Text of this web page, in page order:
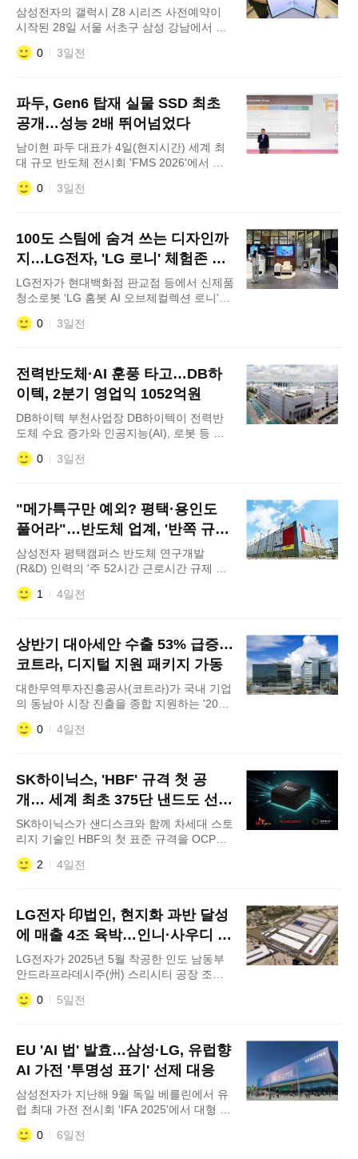
생산기지인 용
린다
삼성전자의 갤럭시 Z8 시리즈 사전예약이
시작된 28일 서울 서초구 삼성 강남에서 시
민들이 갤럭시 Z 폴드8·플립8 등 신제품을
살펴보고 있다. 삼성전자 신형 폴더블폰 '갤
상 개통 기간이 이달 말까지 늘어났다. 삼성
전자는 5일 홈페이지를 통해 '폴드 8 울트라
1TB'
0 3일전
파두, Gen6 탑재 실물 SSD 최초
공개…성능 2배 뛰어넘었다
남이현 파두 대표가 4일(현지시간) 세계 최
대 규모 반도체 전시회 'FMS 2026'에서 기
조연설을 하고 있다. 파두가 글로벌 고객사
를 대상으로 차세대 AI 데이터센터 특화 솔
2026'에서 기조연설을 통해 AI 데이터센터
시장 내 낸드 컨트롤러의 중요성을 강조하며
주력 신제품인 'Gen6
0 3일전
100도 스팀에 숨겨 쓰는 디자인까
지…LG전자, 'LG 로니' 체험존 운
영
LG전자가 현대백화점 판교점 등에서 신제품
청소로봇 'LG 홈봇 AI 오브제컬렉션 로니'의
청소 성능을 직접 경험할 수 있는 팝업 체험
존을 운영한다. LG전자가 신제품 로봇청소
팝업 체험존을 마련했다. LG전자는 오는 12
일까지 현대백화점 판교점 1층에서 팝업 체
험존을 진행한다고 5일 밝혔다.
0 3일전
전력반도체·AI 훈풍 타고…DB하
이텍, 2분기 영업익 1052억원
DB하이텍 부천사업장 DB하이텍이 전력반
도체 수요 증가와 인공지능(AI), 로봇 등 신
성장 분야 물량 확대에 힘입어 호실적을 거
뒀다. DB하이텍은 2분기 연결 기준 매출
43% 증가한 수치다. 영업이익률은 25%를
기록했다. 고부가가치 제품인 자동차 및 산
업용 전력반도체 수요가 늘어난 데다 AI 데
이터센터,
0 3일전
"메가특구만 예외? 평택·용인도
풀어라"…반도체 업계, '반쪽 규제
완화' 반발
삼성전자 평택캠퍼스 반도체 연구개발
(R&D) 인력의 '주 52시간 근로시간 규제 예
외' 적용을 두고 업계 안팎의 입법전이 다시
재점화하고 있다. 비수도권 특구 위주의 근
제한 반쪽짜리 대책"이라며 되레 반발이 거
세지는 분위기다. 4일 정치권과 업계에 따르
면 정부는 이르면 이달 '메가특구
1 4일전
상반기 대아세안 수출 53% 급증…
코트라, 디지털 지원 패키지 가동
대한무역투자진흥공사(코트라)가 국내 기업
의 동남아 시장 진출을 종합 지원하는 '2026
수출시장 확장하기–동남아 편' 사업을 진행
한다고 4일 밝혔다. 지난 6월 중동 편에 이
업간거래(B2B) 상담회, 인공지능(AI)무역지
원센터 후속 지원을 결합한 디지털 해외 마
케팅 패키지다. 올해 상반기
0 4일전
SK하이닉스, 'HBF' 규격 첫 공
개… 세계 최초 375단 낸드도 선보
여
SK하이닉스가 샌디스크와 함께 차세대 스토
리지 기술인 HBF의 첫 표준 규격을 OCP를
통해 공개했다고 4일 밝혔다. SK하이닉스가
샌디스크와 함께 차세대 스토리지 기술인
포니아주 산타클라라 컨벤션 센터에서 열리
는 'FMS 2026'에서 HBF를 AI 시대의 메모리
병
2 4일전
LG전자 印법인, 현지화 과반 달성
에 매출 4조 육박…인니·사우디 등
수출 눈앞
LG전자가 2025년 5월 착공한 인도 남동부
안드라프라데시주(州) 스리시티 공장 조감
도 LG전자 인도법인이 부품 현지화율 55%
를 앞세워 30년 현지 경영 역사상 최대 매출
3일 LG전자 인도법인이 인도국립증권거래
소(NSE)에 제출한 2026 회계연도(2025년 4
월~2026년 3월) 사업
0 5일전
EU 'AI 법' 발효…삼성·LG, 유럽향
AI 가전 '투명성 표기' 선제 대응
삼성전자가 지난해 9월 독일 베를린에서 유
럽 최대 가전 전시회 'IFA 2025'에서 대형 옥
외 광고를 선보였다. 유럽연합(EU)의 세계
첫 포괄적 규제 법안인 'EU 인공지능법(AI
0 6일전